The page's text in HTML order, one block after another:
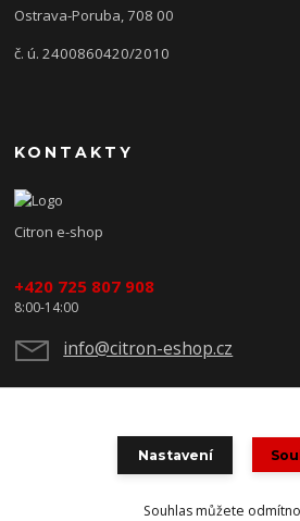
Ostrava-Poruba, 708 00
č. ú. 2400860420/2010
KONTAKTY
Citron e-shop
+420 725 807 908
8:00-14:00
info@citron-eshop.cz
Nastavení
Souhlas můžete